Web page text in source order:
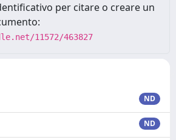
per citare o creare un
11572/463827
ND
ND